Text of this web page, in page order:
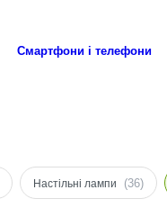
Смартфони і телефони
Настільні лампи (36)